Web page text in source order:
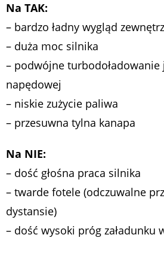
Na TAK:
– bardzo ładny wygląd
– duża moc silnika
– podwójne turbodoładowanie
napędowej
– niskie zużycie paliwa
– przesuwna tylna kanapa
Na NIE:
– dość głośna praca silnika
– twarde fotele (odczuwalne
dystansie)
– dość wysoki próg załadunku